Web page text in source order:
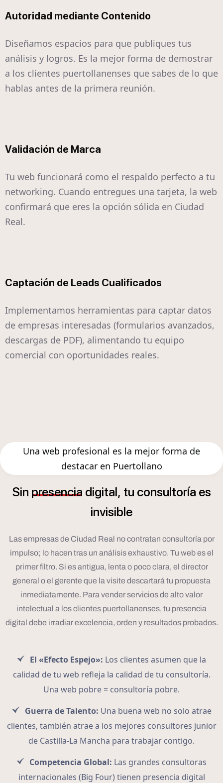
Autoridad mediante Contenido
Diseñamos espacios para que publiques tus
análisis y logros. Es la mejor forma de demostrar
a los clientes puertollanenses que sabes de lo que
hablas antes de la primera reunión.
Validación de Marca
Tu web funcionará como el respaldo perfecto a tu
networking. Cuando entregues una tarjeta, la web
confirmará que eres la opción sólida en Ciudad
Real.
Captación de Leads Cualificados
Implementamos herramientas para captar datos
de empresas interesadas (formularios avanzados,
descargas de PDF), alimentando tu equipo
comercial con oportunidades reales.
Una web profesional es la mejor forma de
destacar en Puertollano
Sin presencia digital, tu consultoría es
invisible
Las empresas de Ciudad Real no contratan consultoría por
impulso; lo hacen tras un análisis exhaustivo. Tu web es el
primer filtro. Si es antigua, lenta o poco clara, el director
general o el gerente que la visite descartará tu propuesta
inmediatamente. Para vender servicios de alto valor
intelectual a los clientes puertollanenses, tu presencia
digital debe irradiar excelencia, orden y resultados probados.
El «Efecto Espejo»: Los clientes asumen que la
calidad de tu web refleja la calidad de tu consultoría.
Una web pobre = consultoría pobre.
Guerra de Talento: Una buena web no solo atrae
clientes, también atrae a los mejores consultores junior
de Castilla-La Mancha para trabajar contigo.
Competencia Global: Las grandes consultoras
internacionales (Big Four) tienen presencia digital